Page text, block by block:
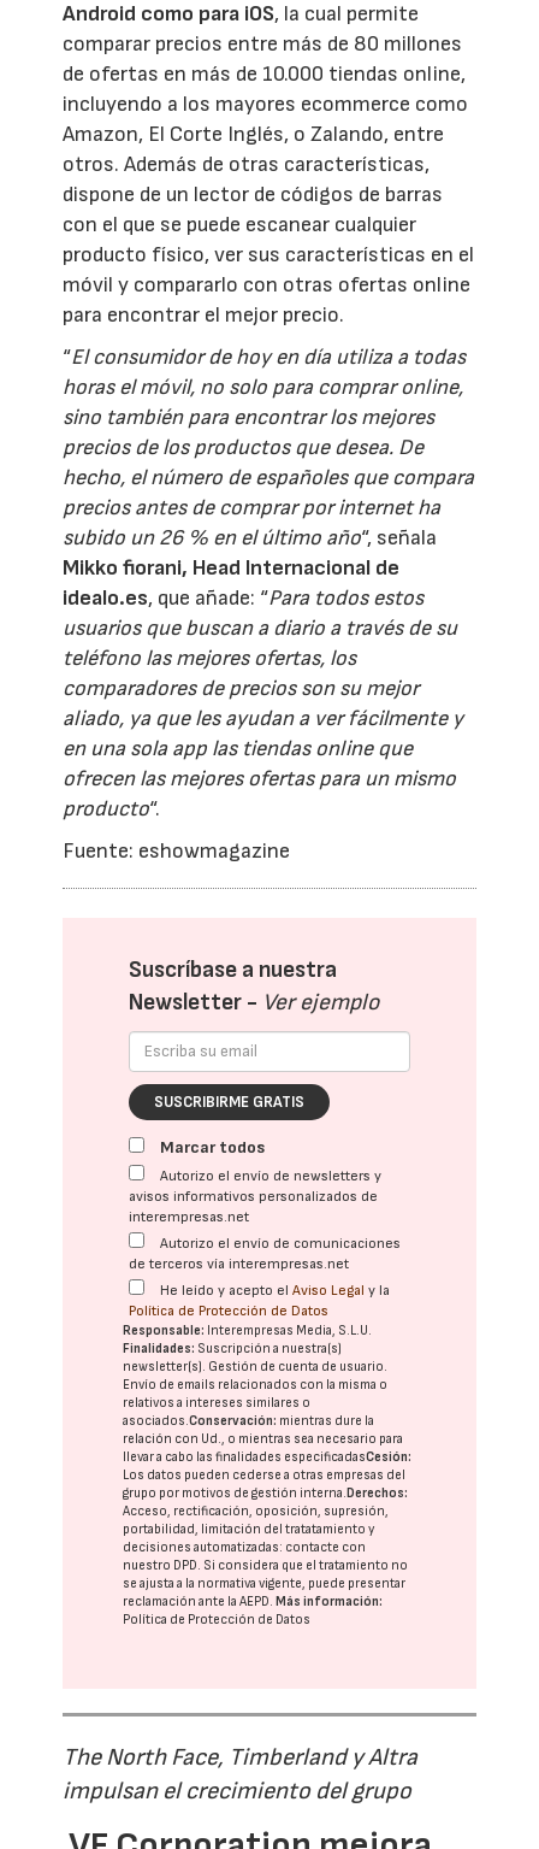
Android como para iOS, la cual permite
comparar precios entre más de 80 millones
de ofertas en más de 10.000 tiendas online,
incluyendo a los mayores ecommerce como
Amazon, El Corte Inglés, o Zalando, entre
otros. Además de otras características,
dispone de un lector de códigos de barras
con el que se puede escanear cualquier
producto físico, ver sus características en el
móvil y compararlo con otras ofertas online
para encontrar el mejor precio.
“El consumidor de hoy en día utiliza a todas
horas el móvil, no solo para comprar online,
sino también para encontrar los mejores
precios de los productos que desea. De
hecho, el número de españoles que compara
precios antes de comprar por internet ha
subido un 26 % en el último año“, señala
Mikko fiorani, Head Internacional de
idealo.es, que añade: “Para todos estos
usuarios que buscan a diario a través de su
teléfono las mejores ofertas, los
comparadores de precios son su mejor
aliado, ya que les ayudan a ver fácilmente y
en una sola app las tiendas online que
ofrecen las mejores ofertas para un mismo
producto“.
Fuente: eshowmagazine
Suscríbase a nuestra
Newsletter - Ver ejemplo
SUSCRIBIRME GRATIS
Marcar todos
Autorizo el envío de newsletters y
avisos informativos personalizados de
interempresas.net
Autorizo el envío de comunicaciones
de terceros vía interempresas.net
He leído y acepto elAviso Legal y la
Política de Protección de Datos
Responsable: Interempresas Media, S.L.U.
Finalidades: Suscripción a nuestra(s)
newsletter(s). Gestión de cuenta de usuario.
Envío de emails relacionados con la misma o
relativos a intereses similares o
asociados.Conservación: mientras dure la
relación con Ud., o mientras sea necesario para
llevar a cabo las finalidades especificadasCesión:
Los datos pueden cederse a otras empresas del
grupo por motivos de gestión interna.Derechos:
Acceso, rectificación, oposición, supresión,
portabilidad, limitación del tratatamiento y
decisiones automatizadas: contacte con
nuestro DPD. Si considera que el tratamiento no
se ajusta a la normativa vigente, puede presentar
reclamación ante laAEPD.Más información:
Política de Protección de Datos
The North Face, Timberland y Altra
impulsan el crecimiento del grupo